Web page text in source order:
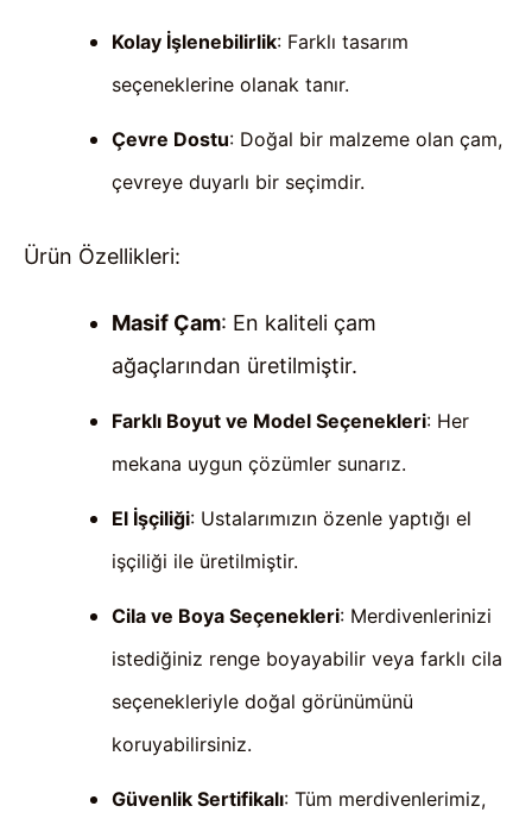
Kolay İşlenebilirlik: Farklı tasarım
seçeneklerine olanak tanır.
Çevre Dostu: Doğal bir malzeme olan çam,
çevreye duyarlı bir seçimdir.
Ürün Özellikleri:
Masif Çam: En kaliteli çam
ağaçlarından üretilmiştir.
Farklı Boyut ve Model Seçenekleri: Her
mekana uygun çözümler sunarız.
El İşçiliği: Ustalarımızın özenle yaptığı el
işçiliği ile üretilmiştir.
Cila ve Boya Seçenekleri: Merdivenlerinizi
istediğiniz renge boyayabilir veya farklı cila
seçenekleriyle doğal görünümünü
koruyabilirsiniz.
Güvenlik Sertifikalı: Tüm merdivenlerimiz,